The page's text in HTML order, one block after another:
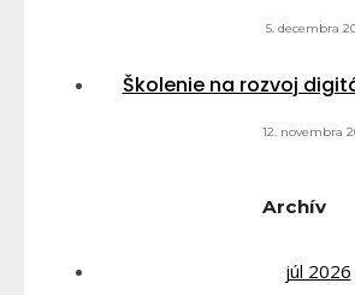
5. decembra
Školenie na rozvoj
12. novembra
Archív
júl 2026